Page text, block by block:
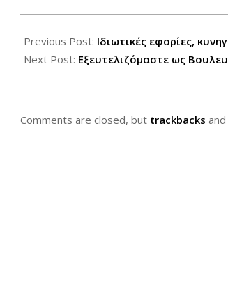
03-
07
Previous Post: Ιδιωτικές εφορίες,
Next Post: Εξευτελιζόμαστε ως
Comments are closed, but trackbacks